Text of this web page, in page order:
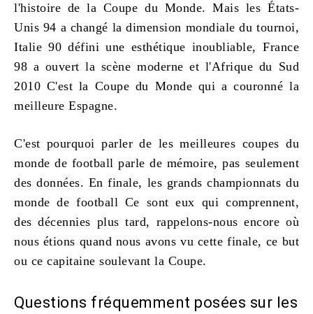
l'histoire de la Coupe du Monde. Mais les États-
Unis 94 a changé la dimension mondiale du tournoi,
Italie 90 défini une esthétique inoubliable, France
98 a ouvert la scène moderne et l'Afrique du Sud
2010 C'est la Coupe du Monde qui a couronné la
meilleure Espagne.
C'est pourquoi parler de les meilleures coupes du
monde de football parle de mémoire, pas seulement
des données. En finale, les grandschampionnats du
monde de football Ce sont eux qui comprennent,
des décennies plus tard, rappelons-nous encore où
nous étions quand nous avons vu cette finale, ce but
ou ce capitaine soulevant la Coupe.
Questions fréquemment posées sur les